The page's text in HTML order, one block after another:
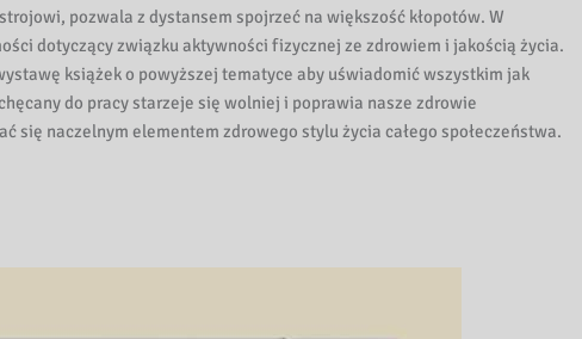
pozwala z dystansem spojrzeć na większość kłopotów. W
dotyczący związku aktywności fizycznej ze zdrowiem i jakością życia.
książek o powyższej tematyce aby uświadomić wszystkim jak
do pracy starzeje się wolniej i poprawia nasze zdrowie
się naczelnym elementem zdrowego stylu życia całego społeczeństwa.